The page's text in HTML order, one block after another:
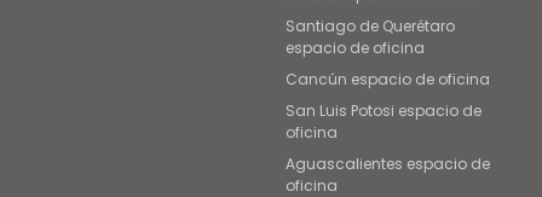
Santiago de Querétaro
espacio de oficina
Cancún espacio de oficina
San Luis Potosi espacio de
oficina
Aguascalientes espacio de
oficina